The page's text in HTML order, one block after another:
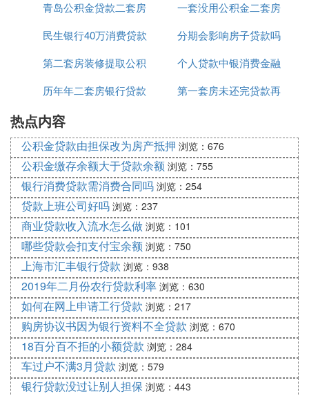
（3）在取得《贷款承诺书》并就所抵押的房屋办理
保险后，即可持上述资料及《贷款承诺书》、拟用于
还款的建行储蓄存折和储蓄卡或建行信用卡、保险
单、与银行签订《借款合同》、《抵押合同》等有关
夫妻双方一起前来）。
如果夫妻双方或其中一方不能亲自前来签订合同，需
授权委托另一方或第三方代为办理贷款相关手续。授
权委托书需经公证，且受托人有转委托权。
注意：办理二手房贷款很大程度上是一种程序化的过
程，银行对于二手房贷款的流程作出了明确的规定，
购房者按照银行的要求办理即可。但是，也不能保证
银行在办理二手房贷款过程中不会损害购房者的利
益，比如在贷款合同中加入一些不合理的条款。
青岛公积金贷款二套房
首付多少
一套没用公积金二套房
公积金贷款
民生银行40万消费贷款
分期会影响房子贷款吗
第二套房装修提取公积
金贷款吗
个人贷款中银消费金融
有限公司官网
历年年二套房银行贷款
第一套房未还完贷款再
热点内容
公积金贷款由担保改为房产抵押 浏览：676
公积金缴存余额大于贷款余额 浏览：755
银行消费贷款需消费合同吗 浏览：254
贷款上班公司好吗 浏览：237
商业贷款收入流水怎么做 浏览：101
哪些贷款会扣支付宝余额 浏览：750
上海市汇丰银行贷款 浏览：938
2019年二月份农行贷款利率 浏览：630
如何在网上申请工行贷款 浏览：217
购房协议书因为银行资料不全贷款 浏览：670
18百分百不拒的小额贷款 浏览：284
车过户不满3月贷款 浏览：579
银行贷款没过让别人担保 浏览：443